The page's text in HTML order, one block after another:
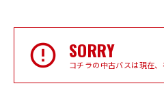
SORRY
コチラの中古バスは現在、